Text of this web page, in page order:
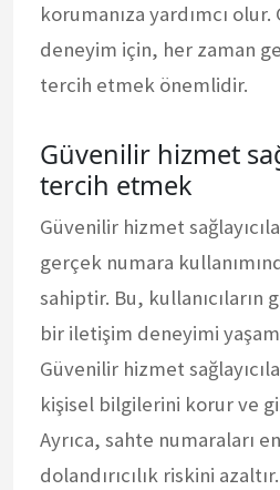
korumanıza yardımcı
deneyim için, her zaman
tercih etmek önemlidir.
Güvenilir hizmet
tercih etmek
Güvenilir hizmet
gerçek numara
sahiptir. Bu, kullanıcıların
bir iletişim deneyimi
Güvenilir hizmet
kişisel bilgilerini korur ve
Ayrıca, sahte numaraları
dolandırıcılık riskini azaltır.